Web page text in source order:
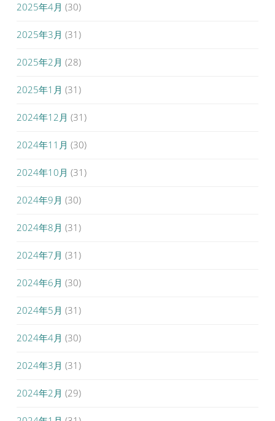
2025年4月 (30)
2025年3月 (31)
2025年2月 (28)
2025年1月 (31)
2024年12月 (31)
2024年11月 (30)
2024年10月 (31)
2024年9月 (30)
2024年8月 (31)
2024年7月 (31)
2024年6月 (30)
2024年5月 (31)
2024年4月 (30)
2024年3月 (31)
2024年2月 (29)